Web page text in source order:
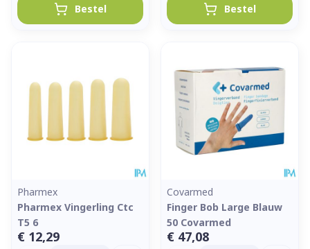
Bestel Bestel
Pharmex
Pharmex Vingerling Ctc
T5 6
€ 12,29
Covarmed
Finger Bob Large Blauw
50 Covarmed
€ 47,08